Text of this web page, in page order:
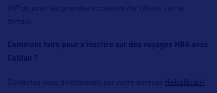
VIP ou pour les grandes occasions les clients sur le
terrain.
Comment faire pour s’inscrire sur des voyages NBA avec
Califun ?
Contactez nous directement sur notre adresse Hello@cali-